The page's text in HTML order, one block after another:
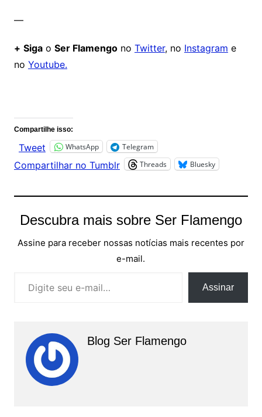
—
+ Sigao Ser Flamengono Twitter, no Instagram e
no Youtube.
Compartilhe isso:
Tweet WhatsApp Telegram
Compartilhar no Tumblr Threads Bluesky
Descubra mais sobre Ser Flamengo
Assine para receber nossas notícias mais recentes por
e-mail.
Assinar
Blog Ser Flamengo